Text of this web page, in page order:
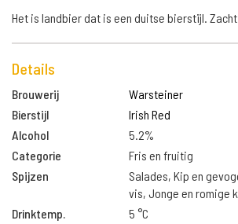
Het is landbier dat is een duitse bierstijl.
Details
Brouwerij
Warsteiner
Bierstijl
Irish Red
Alcohol
5.2%
Categorie
Fris en fruitig
Spijzen
Salades, Kip en
vis, Jonge en romige
Drinktemp.
5 °C